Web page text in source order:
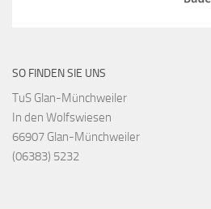
SO FINDEN SIE UNS
TuS Glan-Münchweiler
In den Wolfswiesen
66907 Glan-Münchweiler
(06383) 5232